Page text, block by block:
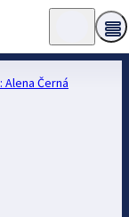
Alena Černá